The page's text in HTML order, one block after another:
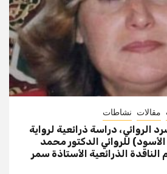
مقالات نشاطات
الروائي، دراسة ذرائعية لرواية
للروائي الدكتور محمد
الذرائعية الأستاذة سمر